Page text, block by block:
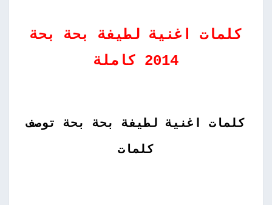
كلمات اغنية لطيفة بحة بحة
2014 كاملة
كلمات اغنية لطيفة بحة بحة توصف
كلمات